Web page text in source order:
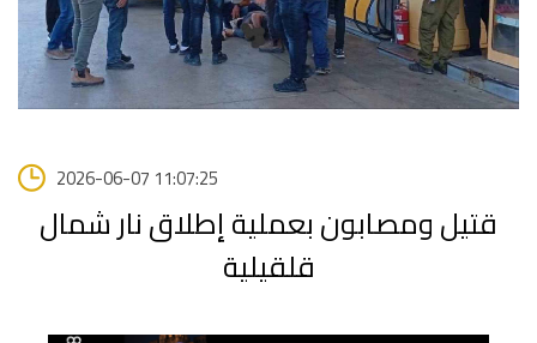
2026-06-07 11:07:25
قتيل ومصابون بعملية إطلاق نار شمال
قلقيلية